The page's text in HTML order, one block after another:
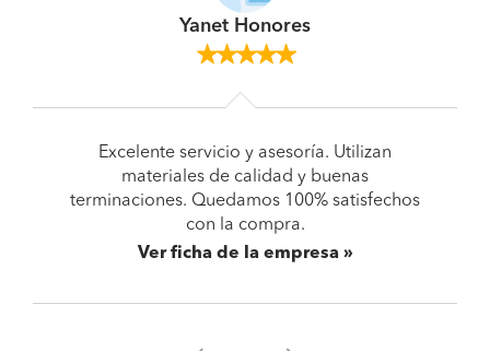
Yanet Honores
Excelente servicio y asesoría. Utilizan
materiales de calidad y buenas
terminaciones. Quedamos 100% satisfechos
con la compra.
Ver ficha de la empresa